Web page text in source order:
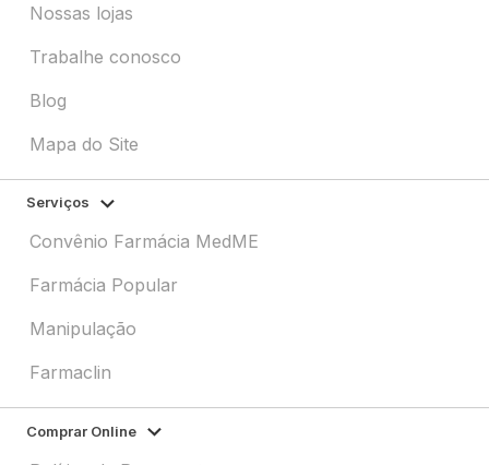
Nossas lojas
Trabalhe conosco
Blog
Mapa do Site
Serviços
Convênio Farmácia MedME
Farmácia Popular
Manipulação
Farmaclin
Comprar Online